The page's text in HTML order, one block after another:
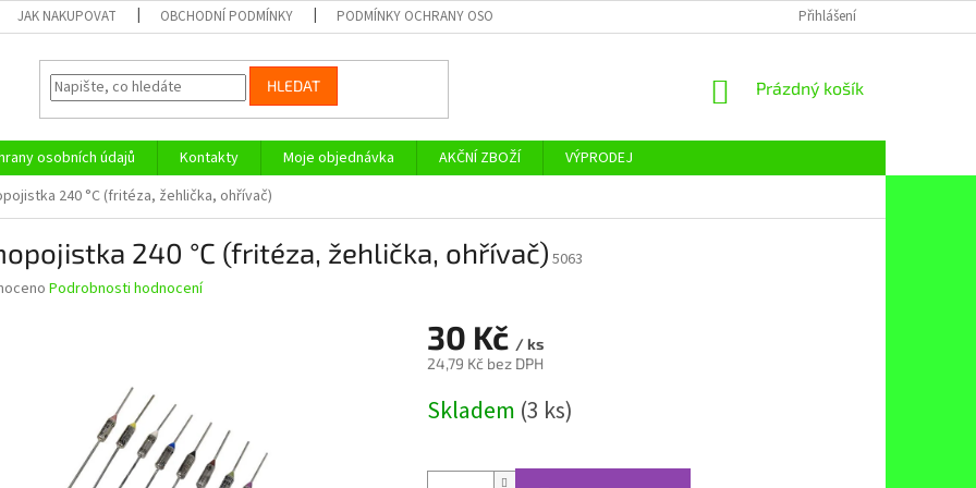
JAK NAKUPOVAT OBCHODNÍ PODMÍNKY PODMÍNKY OCHRANY OSOBNÍCH ÚDAJŮ Přihlášení
HLEDAT
NÁKUPNÍ
Prázdný košík
osobních údajů Kontakty Moje objednávka AKČNÍ ZBOŽÍ
VÝPRODEJ
240 °C (fritéza, žehlička, ohřívač)
240 °C (fritéza, žehlička, ohřívač) 5063
Podrobnosti hodnocení
30 Kč / ks
24,79 Kč bez DPH
cena:
Skladem (3 ks)